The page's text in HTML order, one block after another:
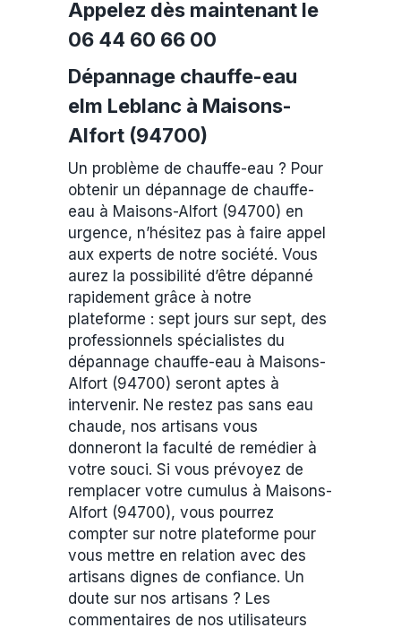
Appelez dès maintenant le
06 44 60 66 00
Dépannage chauffe-eau
elm Leblanc à Maisons-
Alfort (94700)
Un problème de chauffe-eau ? Pour
obtenir un dépannage de chauffe-
eau à Maisons-Alfort (94700) en
urgence, n’hésitez pas à faire appel
aux experts de notre société. Vous
aurez la possibilité d’être dépanné
rapidement grâce à notre
plateforme : sept jours sur sept, des
professionnels spécialistes du
dépannage chauffe-eau à Maisons-
Alfort (94700) seront aptes à
intervenir. Ne restez pas sans eau
chaude, nos artisans vous
donneront la faculté de remédier à
votre souci. Si vous prévoyez de
remplacer votre cumulus à Maisons-
Alfort (94700), vous pourrez
compter sur notre plateforme pour
vous mettre en relation avec des
artisans dignes de confiance. Un
doute sur nos artisans ? Les
commentaires de nos utilisateurs